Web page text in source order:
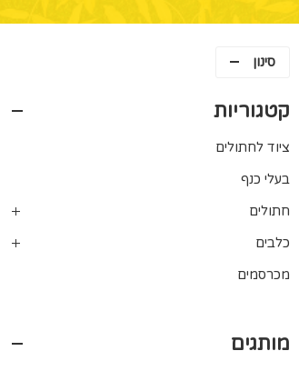
סינון
קטגוריות
ציוד לחתולים
בעלי כנף
חתולים
כלבים
מכרסמים
מותגים